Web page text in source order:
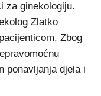
za ginekologiju.
Zlatko
Zbog
ponavljanja djela i